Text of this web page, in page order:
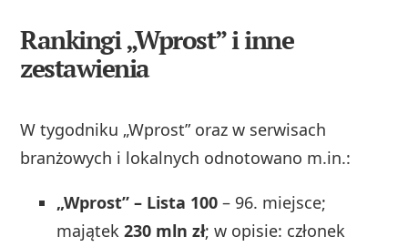
Rankingi „Wprost” i inne
zestawienia
W tygodniku „Wprost” oraz w serwisach
branżowych i lokalnych odnotowano m.in.:
„Wprost” – Lista 100 – 96. miejsce;
majątek230 mln zł; w opisie: członek